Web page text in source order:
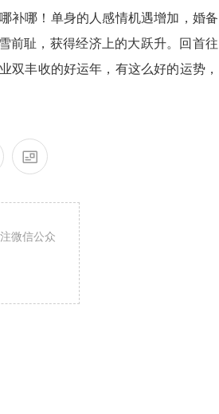
补哪！单身的人感情机遇增加，婚备
前耻，获得经济上的大跃升。回首往
双丰收的好运年，有这么好的运势，
微信公众